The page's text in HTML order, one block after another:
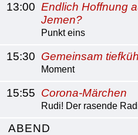
13:00 Endlich Hoffnung
Jemen?
Punkt eins
15:30 Gemeinsam
Moment
15:55 Corona-Märchen
Rudi! Der rasende
ABEND